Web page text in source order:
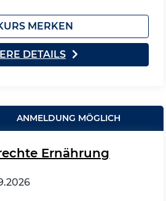
MERKEN
DETAILS
ANMELDUNG MÖGLICH
Ernährung